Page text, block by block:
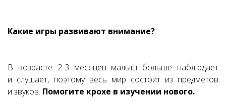
Какие игры развивают внимание?
В возрасте 2-3 месяцев малыш больше наблюдает
и слушает, поэтому весь мир состоит из предметов
и звуков. Помогите крохе в изучении нового.